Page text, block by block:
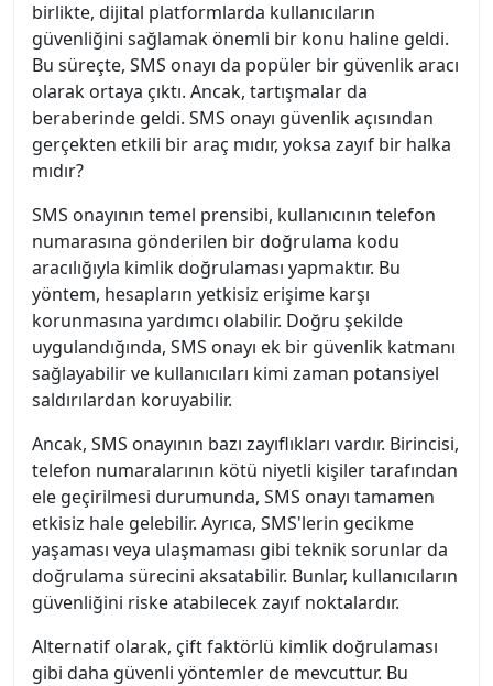
birlikte, dijital platformlarda kullanıcıların
güvenliğini sağlamak önemli bir konu haline geldi.
Bu süreçte, SMS onayı da popüler bir güvenlik aracı
olarak ortaya çıktı. Ancak, tartışmalar da
beraberinde geldi. SMS onayı güvenlik açısından
gerçekten etkili bir araç mıdır, yoksa zayıf bir halka
mıdır?
SMS onayının temel prensibi, kullanıcının telefon
numarasına gönderilen bir doğrulama kodu
aracılığıyla kimlik doğrulaması yapmaktır. Bu
yöntem, hesapların yetkisiz erişime karşı
korunmasına yardımcı olabilir. Doğru şekilde
uygulandığında, SMS onayı ek bir güvenlik katmanı
sağlayabilir ve kullanıcıları kimi zaman potansiyel
saldırılardan koruyabilir.
Ancak, SMS onayının bazı zayıflıkları vardır. Birincisi,
telefon numaralarının kötü niyetli kişiler tarafından
ele geçirilmesi durumunda, SMS onayı tamamen
etkisiz hale gelebilir. Ayrıca, SMS'lerin gecikme
yaşaması veya ulaşmaması gibi teknik sorunlar da
doğrulama sürecini aksatabilir. Bunlar, kullanıcıların
güvenliğini riske atabilecek zayıf noktalardır.
Alternatif olarak, çift faktörlü kimlik doğrulaması
gibi daha güvenli yöntemler de mevcuttur. Bu